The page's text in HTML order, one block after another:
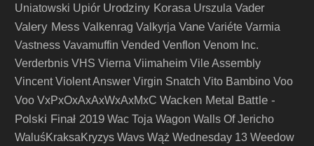
Uniatowski Upiór Urodziny Korasa Urszula Vader
Valery Mess Valkenrag Valkyrja Vane Variéte Varmia
Vastness Vavamuffin Vended Venflon Venom Inc.
Verderbnis VHS Vierna Viimaheim Vile Assembly
Vincent Violent Answer Virgin Snatch Vito Bambino Voo
Voo VxPxOxAxAxWxAxMxC Wacken Metal Battle -
Polski Finał 2019 Wac Toja Wagon Walls Of Jericho
WaluśKraksaKryzys Wavs Wąż Wednesday 13 Weedow